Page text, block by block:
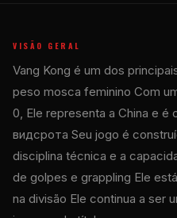
VISÃO GERAL
Vang Kong é um dos
peso mosca feminino Com
0, Ele representa a China e é
видсрота Seu jogo é
disciplina técnica e a
de golpes e grappling Ele
na divisão Ele continua a ser